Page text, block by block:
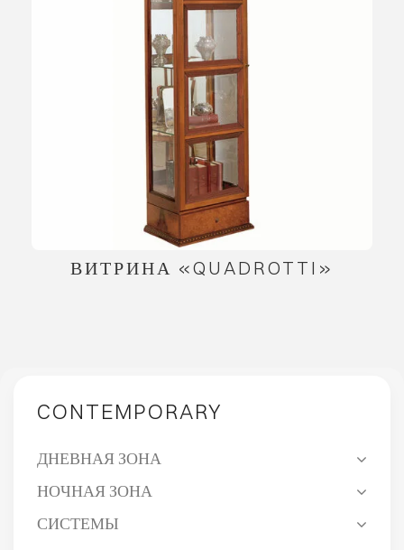
ВИТРИНА «QUADROTTI»
CONTEMPORARY
ДНЕВНАЯ ЗОНА
НОЧНАЯ ЗОНА
СИСТЕМЫ